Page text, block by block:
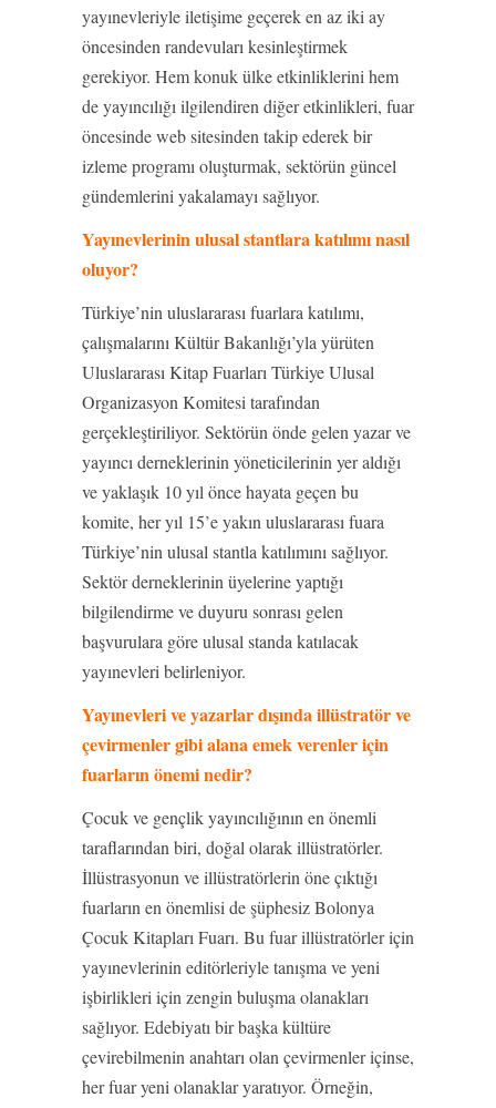
yayınevleriyle iletişime geçerek en az iki ay
öncesinden randevuları kesinleştirmek
gerekiyor. Hem konuk ülke etkinliklerini hem
de yayıncılığı ilgilendiren diğer etkinlikleri, fuar
öncesinde web sitesinden takip ederek bir
izleme programı oluşturmak, sektörün güncel
gündemlerini yakalamayı sağlıyor.
Yayınevlerinin ulusal stantlara katılımı nasıl
oluyor?
Türkiye’nin uluslararası fuarlara katılımı,
çalışmalarını Kültür Bakanlığı’yla yürüten
Uluslararası Kitap Fuarları Türkiye Ulusal
Organizasyon Komitesi tarafından
gerçekleştiriliyor. Sektörün önde gelen yazar ve
yayıncı derneklerinin yöneticilerinin yer aldığı
ve yaklaşık 10 yıl önce hayata geçen bu
komite, her yıl 15’e yakın uluslararası fuara
Türkiye’nin ulusal stantla katılımını sağlıyor.
Sektör derneklerinin üyelerine yaptığı
bilgilendirme ve duyuru sonrası gelen
başvurulara göre ulusal standa katılacak
yayınevleri belirleniyor.
Yayınevleri ve yazarlar dışında illüstratör ve
çevirmenler gibi alana emek verenler için
fuarların önemi nedir?
Çocuk ve gençlik yayıncılığının en önemli
taraflarından biri, doğal olarak illüstratörler.
İllüstrasyonun ve illüstratörlerin öne çıktığı
fuarların en önemlisi de şüphesiz Bolonya
Çocuk Kitapları Fuarı. Bu fuar illüstratörler için
yayınevlerinin editörleriyle tanışma ve yeni
işbirlikleri için zengin buluşma olanakları
sağlıyor. Edebiyatı bir başka kültüre
çevirebilmenin anahtarı olan çevirmenler içinse,
her fuar yeni olanaklar yaratıyor. Örneğin,